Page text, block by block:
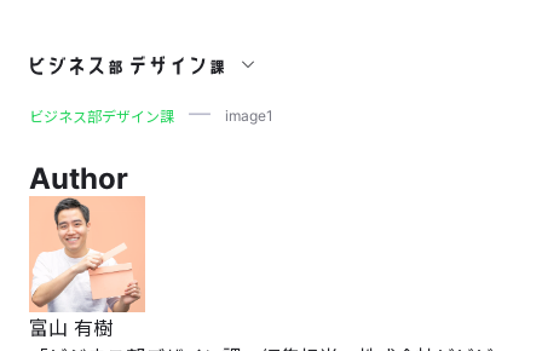
image1
ビジネス部デザイン課 image1
Author
富山 有樹